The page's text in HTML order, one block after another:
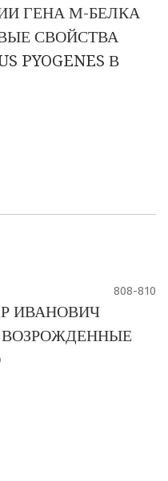
ГЕНА М-БЕЛКА
СВОЙСТВА
PYOGENES В
808-810
ИВАНОВИЧ
ВОЗРОЖДЕННЫЕ